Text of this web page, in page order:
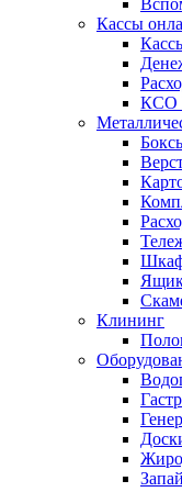
Кассы
КСО
Клининг